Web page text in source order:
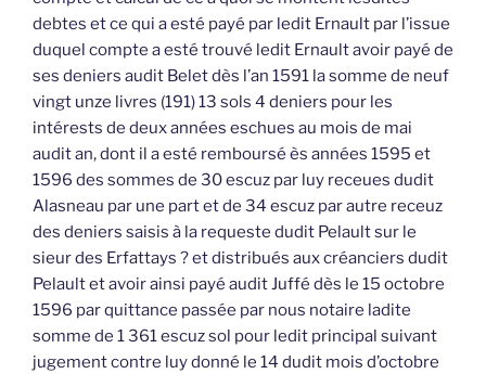
debtes et ce qui a esté payé par ledit Ernault par l’issue
duquel compte a esté trouvé ledit Ernault avoir payé de
ses deniers audit Belet dès l’an 1591 la somme de neuf
vingt unze livres (191) 13 sols 4 deniers pour les
intérests de deux années eschues au mois de mai
audit an, dont il a esté remboursé ès années 1595 et
1596 des sommes de 30 escuz par luy receues dudit
Alasneau par une part et de 34 escuz par autre receuz
des deniers saisis à la requeste dudit Pelault sur le
sieur des Erfattays ? et distribués aux créanciers dudit
Pelault et avoir ainsi payé audit Juffé dès le 15 octobre
1596 par quittance passée par nous notaire ladite
somme de 1 361 escuz sol pour ledit principal suivant
jugement contre luy donné le 14 dudit mois d’octobre